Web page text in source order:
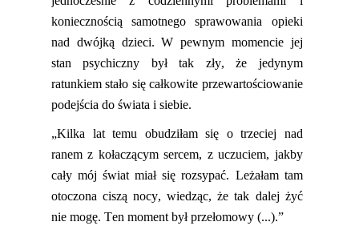
koniecznością samotnego sprawowania opieki
nad dwójką dzieci. W pewnym momencie jej
stan psychiczny był tak zły, że jedynym
ratunkiem stało się całkowite przewartościowanie
podejścia do świata i siebie.
„Kilka lat temu obudziłam się o trzeciej nad
ranem z kołaczącym sercem, z uczuciem, jakby
cały mój świat miał się rozsypać. Leżałam tam
otoczona ciszą nocy, wiedząc, że tak dalej żyć
nie mogę. Ten moment był przełomowy (...).”